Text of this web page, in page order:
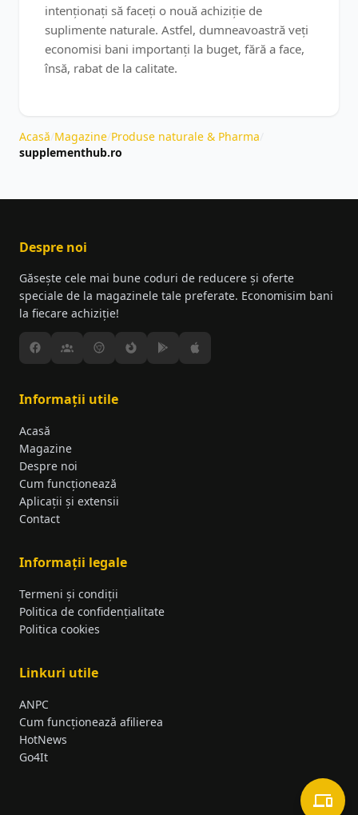
intenționați să faceți o nouă achiziție de
suplimente naturale. Astfel, dumneavoastră veți
economisi bani importanți la buget, fără a face,
însă, rabat de la calitate.
Acasă Magazine Produse naturale & Pharma
supplementhub.ro
Despre noi
Găsește cele mai bune coduri de reducere și oferte
speciale de la magazinele tale preferate. Economisim bani
la fiecare achiziție!
Informații utile
Acasă
Magazine
Despre noi
Cum funcționează
Aplicații și extensii
Contact
Informații legale
Termeni și condiții
Politica de confidențialitate
Politica cookies
Linkuri utile
ANPC
Cum funcționează afilierea
HotNews
Go4It